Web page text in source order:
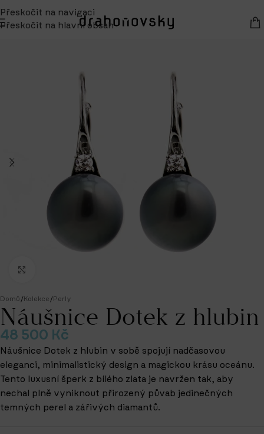
Přeskočit na navigaci
Přeskočit na hlavní obsah
Domů /Kolekce /Perly
Náušnice Dotek z hlubin
48 500 Kč
Náušnice Dotek z hlubin v sobě spojují nadčasovou
eleganci, minimalistický design a magickou krásu oceánu.
Tento luxusní šperk z bílého zlata je navržen tak, aby
nechal plně vyniknout přirozený půvab jedinečných
temných perel a zářivých diamantů.